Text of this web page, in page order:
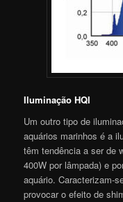
Iluminação HQI
Um outro tipo de
aquários marinhos é a
têm tendência a ser de
400W por lâmpada) e
aquário. Caracterizam-
provocar o efeito de